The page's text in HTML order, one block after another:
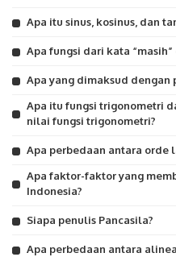
Apa itu sinus, kosinus, dan
Apa fungsi dari kata
Apa yang dimaksud dengan
Apa itu fungsi trigonometri
nilai fungsi trigonometri?
Apa perbedaan antara orde
Apa faktor-faktor yang
Indonesia?
Siapa penulis Pancasila?
Apa perbedaan antara